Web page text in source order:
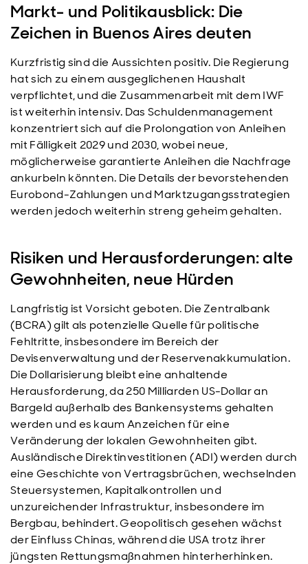
Markt- und Politikausblick: Die
Zeichen in Buenos Aires deuten
Kurzfristig sind die Aussichten positiv. Die Regierung
hat sich zu einem ausgeglichenen Haushalt
verpflichtet, und die Zusammenarbeit mit dem IWF
ist weiterhin intensiv. Das Schuldenmanagement
konzentriert sich auf die Prolongation von Anleihen
mit Fälligkeit 2029 und 2030, wobei neue,
möglicherweise garantierte Anleihen die Nachfrage
ankurbeln könnten. Die Details der bevorstehenden
Eurobond-Zahlungen und Marktzugangsstrategien
werden jedoch weiterhin streng geheim gehalten.
Risiken und Herausforderungen: alte
Gewohnheiten, neue Hürden
Langfristig ist Vorsicht geboten. Die Zentralbank
(BCRA) gilt als potenzielle Quelle für politische
Fehltritte, insbesondere im Bereich der
Devisenverwaltung und der Reservenakkumulation.
Die Dollarisierung bleibt eine anhaltende
Herausforderung, da 250 Milliarden US-Dollar an
Bargeld außerhalb des Bankensystems gehalten
werden und es kaum Anzeichen für eine
Veränderung der lokalen Gewohnheiten gibt.
Ausländische Direktinvestitionen (ADI) werden durch
eine Geschichte von Vertragsbrüchen, wechselnden
Steuersystemen, Kapitalkontrollen und
unzureichender Infrastruktur, insbesondere im
Bergbau, behindert. Geopolitisch gesehen wächst
der Einfluss Chinas, während die USA trotz ihrer
jüngsten Rettungsmaßnahmen hinterherhinken.